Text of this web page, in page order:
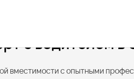
с водителем
вместимости с опытными